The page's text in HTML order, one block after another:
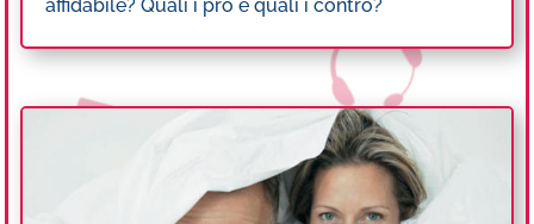
affidabile? Quali i pro e quali i contro?